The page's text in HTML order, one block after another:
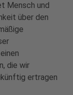
Mensch und
über den
die wir
ertragen